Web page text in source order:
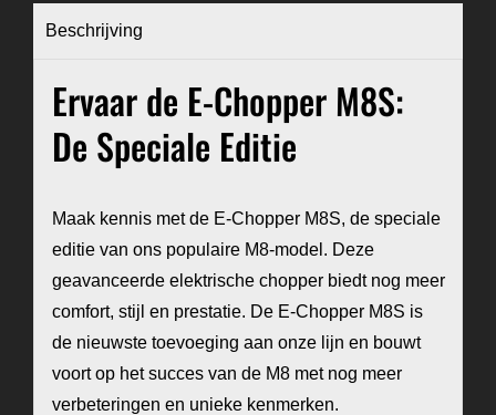
Beschrijving
Ervaar de E-Chopper M8S:
De Speciale Editie
Maak kennis met de E-Chopper M8S, de speciale
editie van ons populaire M8-model. Deze
geavanceerde elektrische chopper biedt nog meer
comfort, stijl en prestatie. De E-Chopper M8S is
de nieuwste toevoeging aan onze lijn en bouwt
voort op het succes van de M8 met nog meer
verbeteringen en unieke kenmerken.